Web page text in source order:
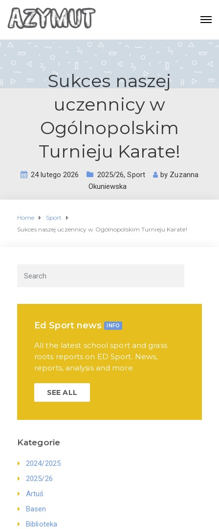
Sukces naszej
uczennicy w
Ogólnopolskim
Turnieju Karate!
24 lutego 2026 2025/26,Sport by Zuzanna
Okuniewska
Home
Sport
Sukces naszej uczennicy w Ogólnopolskim Turnieju Karate!
Ed Sport news INFO
All the latest school sport and grass
roots reports on ED Sport. News,
reports, analysis and more.
SEE ALL
Kategorie
2024/2025
2025/26
Artuś
Basen
Biblioteka